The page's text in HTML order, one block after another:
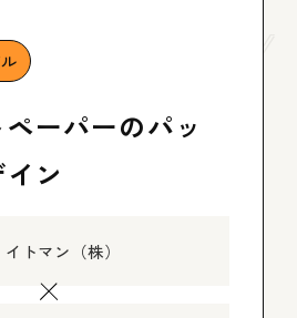
事例
メンバー登録
ペーパーのパッ
ン
イトマン（株）